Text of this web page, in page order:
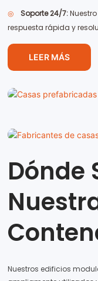
◎ Soporte 24/7:
respuesta rápida y
LEER MÁS
Dónde
Nuestros edificios